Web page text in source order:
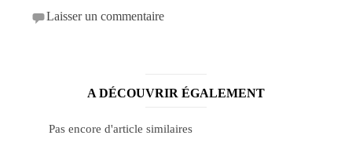
Laisser un commentaire
A DÉCOUVRIR ÉGALEMENT
Pas encore d'article similaires